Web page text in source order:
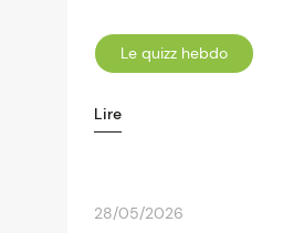
Le quizz hebdo
Lire
28/05/2026